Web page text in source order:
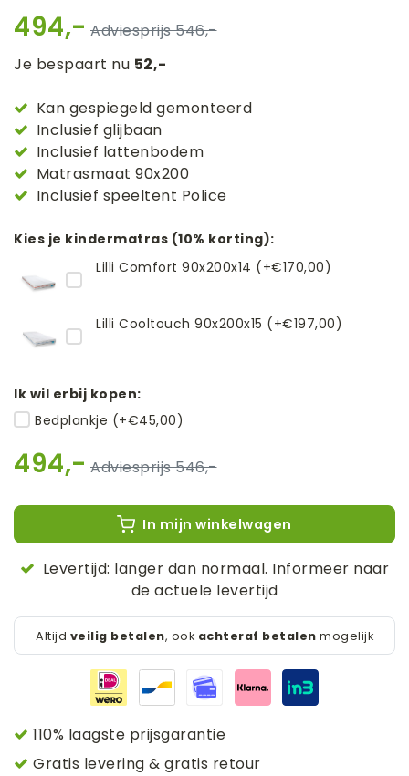
494,-
546,-
Je bespaart nu 52,-
Kan gespiegeld gemonteerd
Inclusief glijbaan
Inclusief lattenbodem
Matrasmaat 90x200
Inclusief speeltent Police
Kies je kindermatras (10% korting):
Lilli Comfort 90x200x14 (+€170,00)
Lilli Cooltouch 90x200x15 (+€197,00)
Ik wil erbij kopen:
Bedplankje (+€45,00)
494,- 546,-
In mijn winkelwagen
Levertijd: langer dan normaal. Informeer naar
de actuele levertijd
Altijd veilig betalen, ook achteraf betalen mogelijk
110% laagste prijsgarantie
Gratis levering & gratis retour